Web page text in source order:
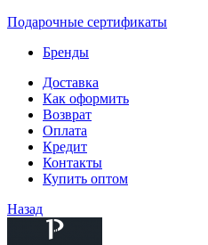
Подарочные сертификаты
Бренды
Доставка
Как оформить
Возврат
Оплата
Кредит
Контакты
Купить оптом
Назад